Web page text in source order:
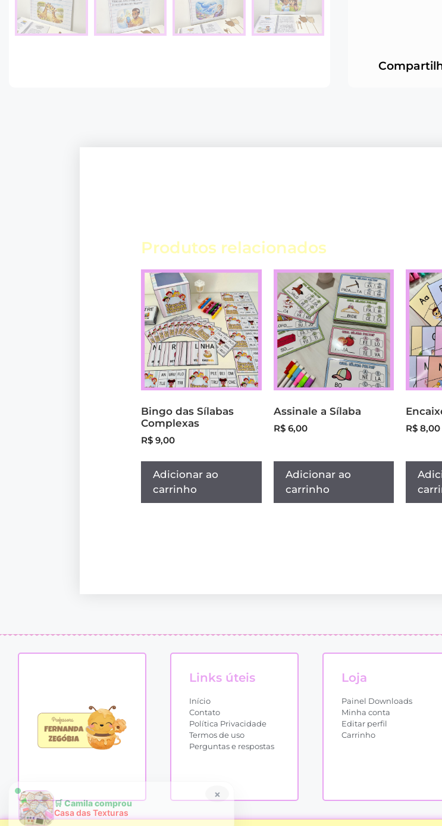
Produtos relacionados
Bingo das Sílabas
Complexas
R$ 9,00
Adicionar ao
carrinho
Assinale a Sílaba
R$6,00
Adicionar ao
carrinho
R$8,00
Links úteis
Início
Contato
Política Privacidade
Termos de uso
Perguntas e respostas
Loja
Painel Downloads
Minha conta
Editar perfil
Carrinho